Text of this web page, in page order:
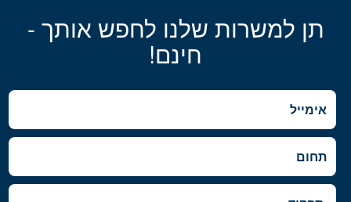
תן למשרות שלנו לחפש אותך -
חינם!